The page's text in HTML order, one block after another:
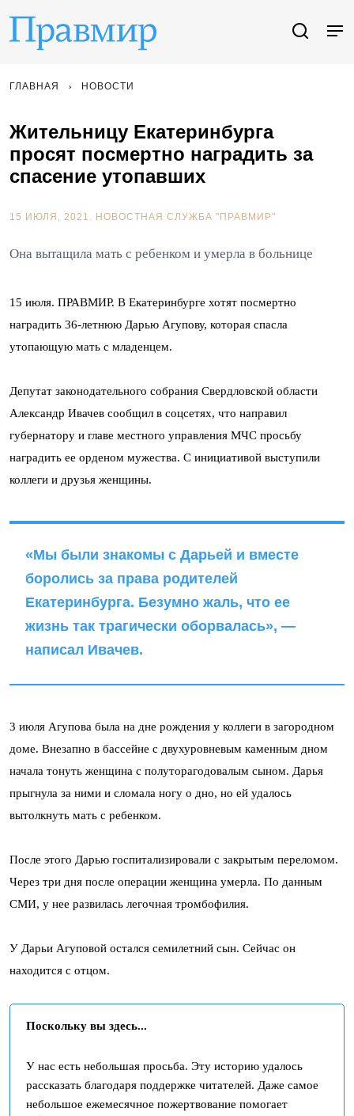
ГЛАВНАЯ НОВОСТИ
Жительницу Екатеринбурга
просят посмертно наградить за
спасение утопавших
15 ИЮЛЯ, 2021. НОВОСТНАЯ СЛУЖБА "ПРАВМИР"
Она вытащила мать с ребенком и умерла в больнице
15 июля. ПРАВМИР. В Екатеринбурге хотят посмертно
наградить 36-летнюю Дарью Агупову, которая спасла
утопающую мать с младенцем.
Депутат законодательного собрания Свердловской области
Александр Ивачев сообщил в соцсетях, что направил
губернатору и главе местного управления МЧС просьбу
наградить ее орденом мужества. С инициативой выступили
коллеги и друзья женщины.
«Мы были знакомы с Дарьей и вместе
боролись за права родителей
Екатеринбурга. Безумно жаль, что ее
жизнь так трагически оборвалась», —
написал Ивачев.
3 июля Агупова была на дне рождения у коллеги в загородном
доме. Внезапно в бассейне с двухуровневым каменным дном
начала тонуть женщина с полуторагодовалым сыном. Дарья
прыгнула за ними и сломала ногу о дно, но ей удалось
вытолкнуть мать с ребенком.
После этого Дарью госпитализировали с закрытым переломом.
Через три дня после операции женщина умерла. По данным
СМИ, у нее развилась легочная тромбофилия.
У Дарьи Агуповой остался семилетний сын. Сейчас он
находится с отцом.
Поскольку вы здесь...
У нас есть небольшая просьба. Эту историю удалось
рассказать благодаря поддержке читателей. Даже самое
небольшое ежемесячное пожертвование помогает